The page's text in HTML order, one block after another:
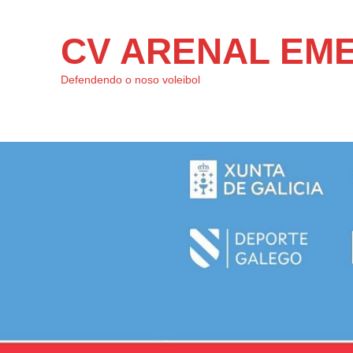
CV ARENAL
Defendendo o noso voleibol